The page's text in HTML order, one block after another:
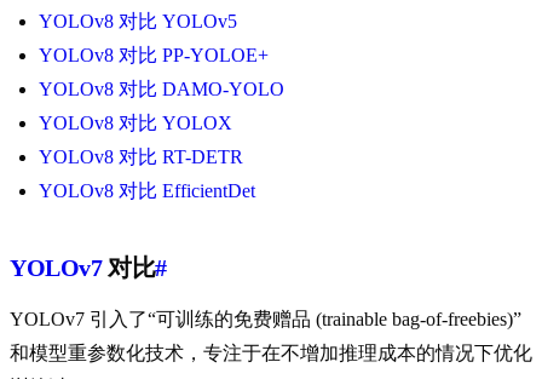
YOLOv8 对比 YOLOv5
YOLOv8 对比 PP-YOLOE+
YOLOv8 对比 DAMO-YOLO
YOLOv8 对比 YOLOX
YOLOv8 对比 RT-DETR
YOLOv8 对比 EfficientDet
YOLOv7对比#
YOLOv7 引入了“可训练的免费赠品 (trainable bag-of-freebies)”
和模型重参数化技术，专注于在不增加推理成本的情况下优化